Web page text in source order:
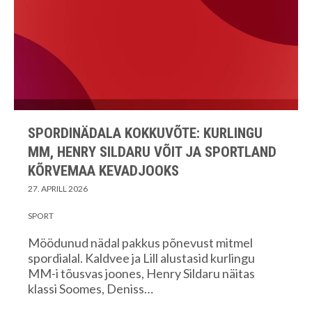
SPORDINÄDALA KOKKUVÕTE: KURLINGU
MM, HENRY SILDARU VÕIT JA SPORTLAND
KÕRVEMAA KEVADJOOKS
27. APRILL 2026
SPORT
Möödunud nädal pakkus põnevust mitmel
spordialal. Kaldvee ja Lill alustasid kurlingu
MM-i tõusvas joones, Henry Sildaru näitas
klassi Soomes, Deniss…